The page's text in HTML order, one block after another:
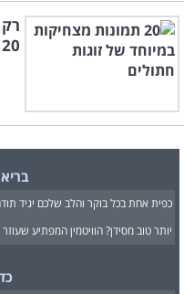
20 המקרים המשעשעים הבאים!
כפית אחת בכל בוקר והלב שלכם יגיד
יותר טוב מסידן? הוויטמין המפתיע